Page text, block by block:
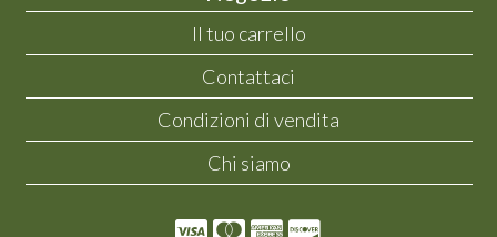
Il tuo carrello
Contattaci
Condizioni di vendita
Chi siamo